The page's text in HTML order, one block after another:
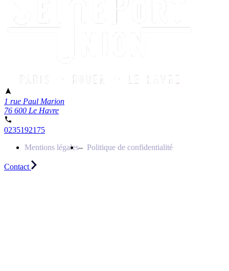
1 rue Paul Marion
76 600 Le Havre
0235192175
Mentions légales
Politique de confidentialité
Contact